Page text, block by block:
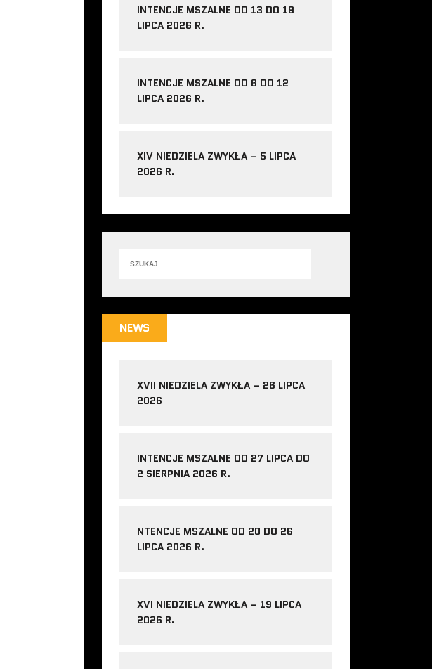
INTENCJE MSZALNE OD 13 DO 19
LIPCA 2026 R.
INTENCJE MSZALNE OD 6 DO 12
LIPCA 2026 R.
XIV NIEDZIELA ZWYKŁA – 5 LIPCA
2026 R.
NEWS
XVII NIEDZIELA ZWYKŁA – 26 LIPCA
2026
INTENCJE MSZALNE OD 27 LIPCA DO
2 SIERPNIA 2026 R.
NTENCJE MSZALNE OD 20 DO 26
LIPCA 2026 R.
XVI NIEDZIELA ZWYKŁA – 19 LIPCA
2026 R.